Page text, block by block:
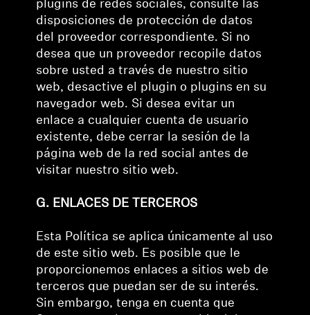
plugins de redes sociales, consulte las
disposiciones de protección de datos
del proveedor correspondiente. Si no
desea que un proveedor recopile datos
sobre usted a través de nuestro sitio
web, desactive el plugin o plugins en su
navegador web. Si desea evitar un
enlace a cualquier cuenta de usuario
existente, debe cerrar la sesión de la
página web de la red social antes de
visitar nuestro sitio web.
G. ENLACES DE TERCEROS
Esta Política se aplica únicamente al uso
de este sitio web. Es posible que le
proporcionemos enlaces a sitios web de
terceros que puedan ser de su interés.
Sin embargo, tenga en cuenta que